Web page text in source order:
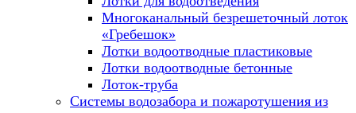
Многоканальный безрешеточный лоток
«Гребешок»
Лотки водоотводные пластиковые
Лотки водоотводные бетонные
Лоток-труба
Системы водозабора и пожаротушения из